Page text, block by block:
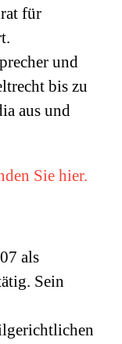
für
und
bis zu
aus und
Sie hier.
als
Sein